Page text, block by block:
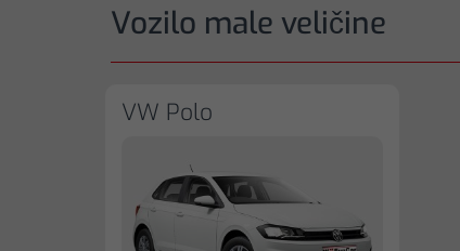
Vozilo male veličine
VW Polo